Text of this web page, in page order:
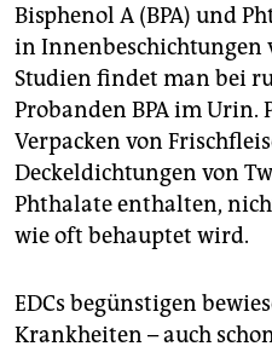
Bisphenol A (BPA) und
in Innenbeschichtungen
Studien findet man bei
Probanden BPA im Urin.
Verpacken von
Deckeldichtungen von
Phthalate enthalten,
wie oft behauptet wird.
EDCs begünstigen
Krankheiten – auch